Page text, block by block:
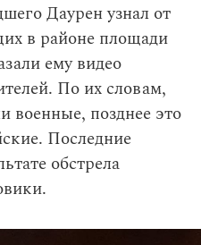
Даурен узнал от
в районе площади
ему видео
По их словам,
военные, позднее это
Последние
обстрела